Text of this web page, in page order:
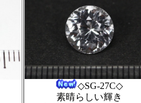
◇SG-27C◇
素晴らしい輝き